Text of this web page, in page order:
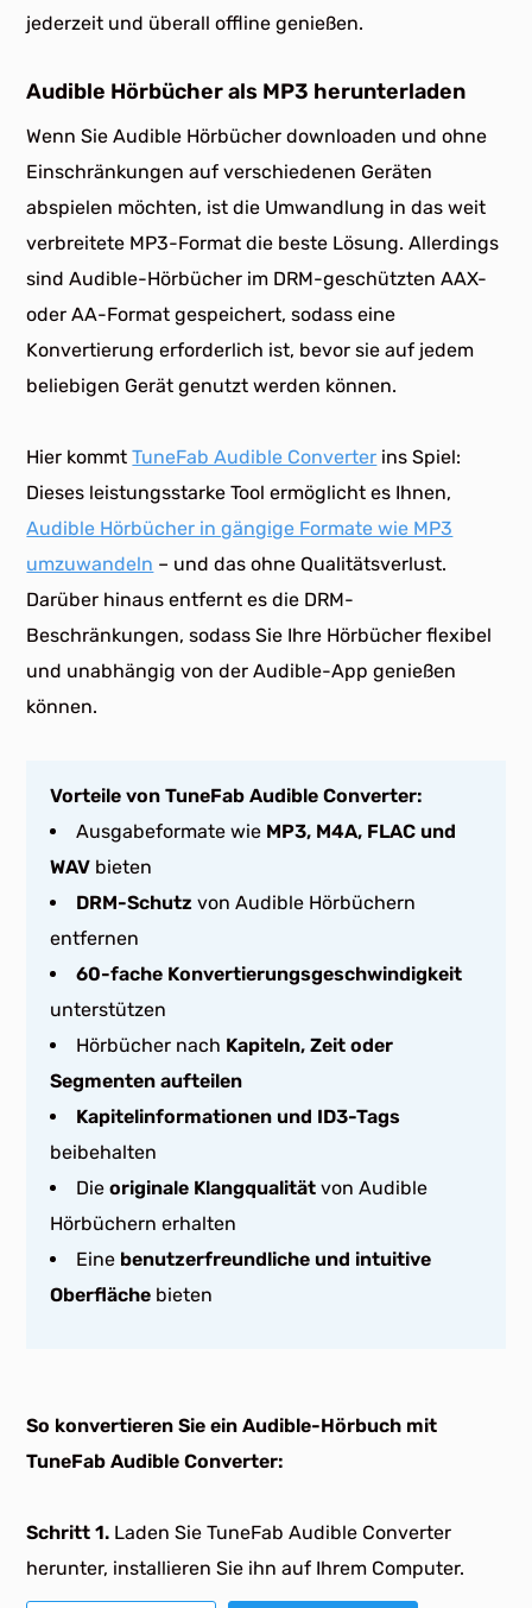
jederzeit und überall offline genießen.
Audible Hörbücher als MP3 herunterladen
Wenn Sie Audible Hörbücher downloaden und ohne
Einschränkungen auf verschiedenen Geräten
abspielen möchten, ist die Umwandlung in das weit
verbreitete MP3-Format die beste Lösung. Allerdings
sind Audible-Hörbücher im DRM-geschützten AAX-
oder AA-Format gespeichert, sodass eine
Konvertierung erforderlich ist, bevor sie auf jedem
beliebigen Gerät genutzt werden können.
Hier kommtTuneFab Audible Converter ins Spiel:
Dieses leistungsstarke Tool ermöglicht es Ihnen,
Audible Hörbücher in gängige Formate wie MP3
umzuwandeln – und das ohne Qualitätsverlust.
Darüber hinaus entfernt es die DRM-
Beschränkungen, sodass Sie Ihre Hörbücher flexibel
und unabhängig von der Audible-App genießen
können.
Vorteile von TuneFab Audible Converter:
Ausgabeformate wie MP3, M4A, FLAC und
WAV bieten
DRM-Schutz von Audible Hörbüchern
entfernen
60-fache Konvertierungsgeschwindigkeit
unterstützen
Hörbücher nach Kapiteln, Zeit oder
Segmenten aufteilen
Kapitelinformationen und ID3-Tags
beibehalten
Dieoriginale Klangqualität von Audible
Hörbüchern erhalten
Eine benutzerfreundliche und intuitive
Oberfläche bieten
So konvertieren Sie ein Audible-Hörbuch mit
TuneFab Audible Converter:
Schritt 1. Laden Sie TuneFab Audible Converter
herunter, installieren Sie ihn auf Ihrem Computer.